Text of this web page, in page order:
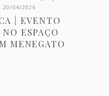
20/04/2026
| EVENTO
ESPAÇO
MENEGATO